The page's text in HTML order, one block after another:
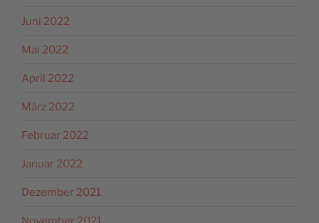
Juni 2022
Mai 2022
April 2022
März 2022
Februar 2022
Januar 2022
Dezember 2021